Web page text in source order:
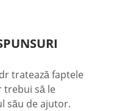
tratează faptele
trebui să le
său de ajutor.